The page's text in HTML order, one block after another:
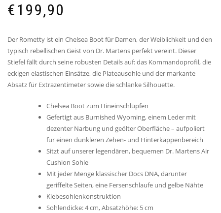
€199,90
Der Rometty ist ein Chelsea Boot für Damen, der Weiblichkeit und den
typisch rebellischen Geist von Dr. Martens perfekt vereint. Dieser
Stiefel fällt durch seine robusten Details auf: das Kommandoprofil, die
eckigen elastischen Einsätze, die Plateausohle und der markante
Absatz für Extrazentimeter sowie die schlanke Silhouette.
Chelsea Boot zum Hineinschlüpfen
Gefertigt aus Burnished Wyoming, einem Leder mit
dezenter Narbung und geölter Oberfläche – aufpoliert
für einen dunkleren Zehen- und Hinterkappenbereich
Sitzt auf unserer legendären, bequemen Dr. Martens Air
Cushion Sohle
Mit jeder Menge klassischer Docs DNA, darunter
geriffelte Seiten, eine Fersenschlaufe und gelbe Nähte
Klebesohlenkonstruktion
Sohlendicke: 4 cm, Absatzhöhe: 5 cm